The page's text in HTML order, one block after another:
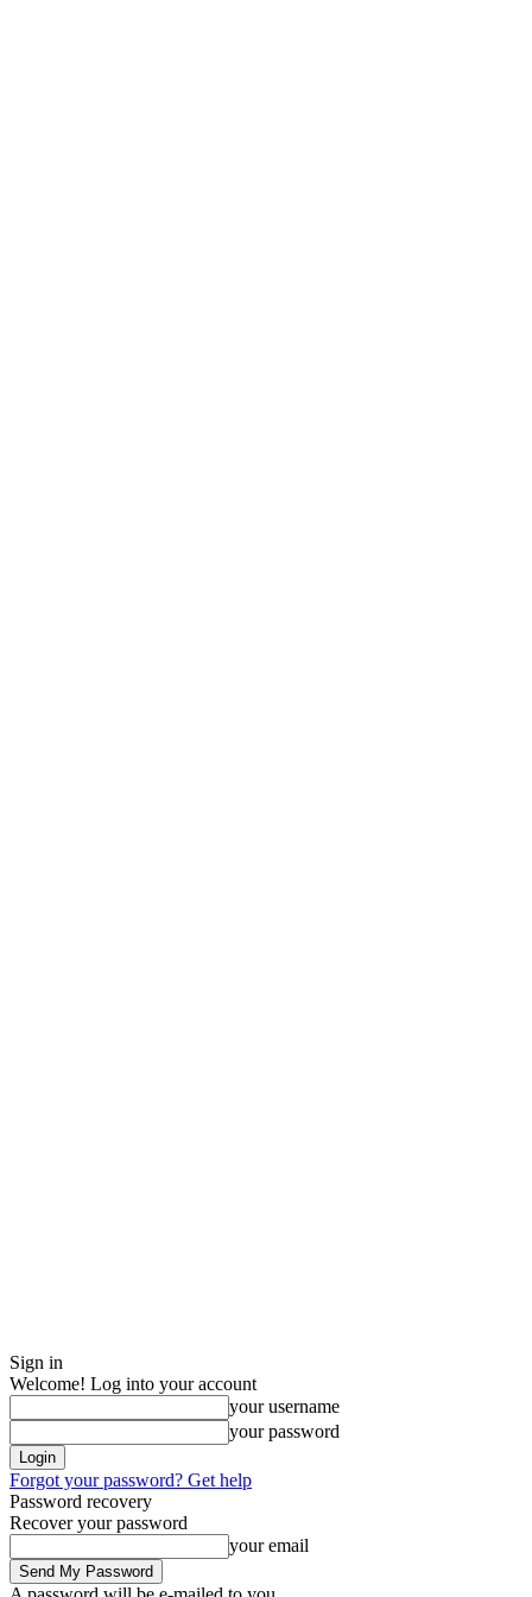
Sign in
Welcome! Log into your account
your username
your password
Forgot your password? Get help
Password recovery
Recover your password
your email